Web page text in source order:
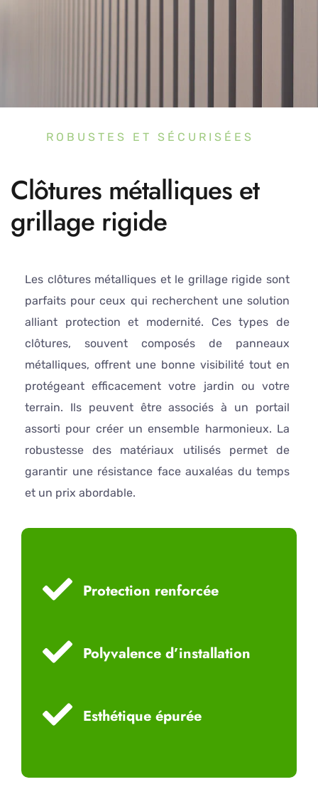
ROBUSTES ET SÉCURISÉES
Clôtures métalliques et
grillage rigide
Les clôtures métalliques et le grillage rigide sont
parfaits pour ceux qui recherchent une solution
alliant protection et modernité. Ces types de
clôtures, souvent composés de panneaux
métalliques, offrent une bonne visibilité tout en
protégeant efficacement votre jardin ou votre
terrain. Ils peuvent être associés à un portail
assorti pour créer un ensemble harmonieux. La
robustesse des matériaux utilisés permet de
garantir une résistance face auxaléas du temps
et un prix abordable.
Protection renforcée
Polyvalence d’installation
Esthétique épurée